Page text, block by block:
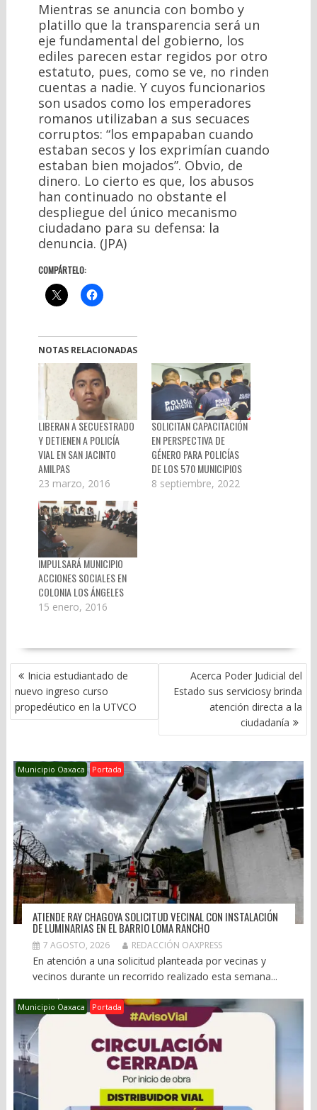
Mientras se anuncia con bombo y
platillo que la transparencia será un
eje fundamental del gobierno, los
ediles parecen estar regidos por otro
estatuto, pues, como se ve, no rinden
cuentas a nadie. Y cuyos funcionarios
son usados como los emperadores
romanos utilizaban a sus secuaces
corruptos: “los empapaban cuando
estaban secos y los exprimían cuando
estaban bien mojados”. Obvio, de
dinero. Lo cierto es que, los abusos
han continuado no obstante el
despliegue del único mecanismo
ciudadano para su defensa: la
denuncia. (JPA)
COMPÁRTELO:
NOTAS RELACIONADAS
LIBERAN A SECUESTRADO
Y DETIENEN A POLICÍA
VIAL EN SAN JACINTO
AMILPAS
23 marzo, 2016
SOLICITAN CAPACITACIÓN
EN PERSPECTIVA DE
GÉNERO PARA POLICÍAS
DE LOS 570 MUNICIPIOS
8 septiembre, 2022
IMPULSARÁ MUNICIPIO
ACCIONES SOCIALES EN
COLONIA LOS ÁNGELES
15 enero, 2016
NAVEGACIÓN
DE
ENTRADAS
Inicia estudiantado de
nuevo ingreso curso
propedéutico en la UTVCO
Acerca Poder Judicial del
Estado sus serviciosy brinda
atención directa a la
ciudadanía
Municipio Oaxaca Portada
ATIENDE RAY CHAGOYA SOLICITUD VECINAL CON INSTALACIÓN
DE LUMINARIAS EN EL BARRIO LOMA RANCHO
7 AGOSTO, 2026 REDACCIÓN OAXPRESS
En atención a una solicitud planteada por vecinas y
vecinos durante un recorrido realizado esta semana...
Municipio Oaxaca Portada